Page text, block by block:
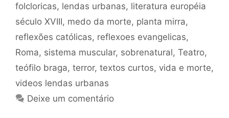
folcloricas, lendas urbanas, literatura européia
século XVIII, medo da morte, planta mirra,
reflexões católicas, reflexoes evangelicas,
Roma, sistema muscular, sobrenatural, Teatro,
teófilo braga, terror, textos curtos, vida e morte,
videos lendas urbanas
Deixe um comentário